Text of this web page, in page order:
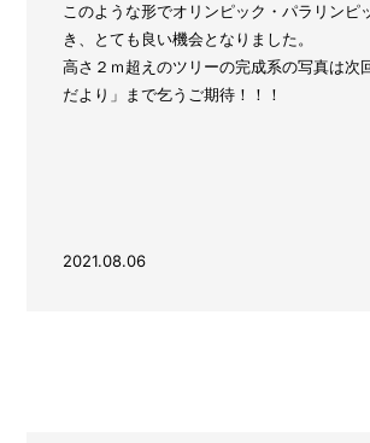
このような形でオリンピック・パラリンピ
き、とても良い機会となりました。
高さ２ｍ超えのツリーの完成系の写真は次
だより」まで乞うご期待！！！
2021.08.06